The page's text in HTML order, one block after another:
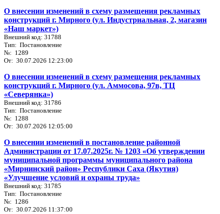
О внесении изменений в схему размещения рекламных
конструкций г. Мирного (ул. Индустриальная, 2, магазин
«Наш маркет»)
Внешний код: 31788
Тип: Постановление
№: 1289
От: 30.07.2026 12:23:00
О внесении изменений в схему размещения рекламных
конструкций г. Мирного (ул. Аммосова, 97в, ТЦ
«Северянка»)
Внешний код: 31786
Тип: Постановление
№: 1288
От: 30.07.2026 12:05:00
О внесении изменений в постановление районной
Администрации от 17.07.2025г. № 1203 «Об утверждении
муниципальной программы муниципального района
«Мирнинский район» Республики Саха (Якутия)
«Улучшение условий и охраны труда»
Внешний код: 31785
Тип: Постановление
№: 1286
От: 30.07.2026 11:37:00